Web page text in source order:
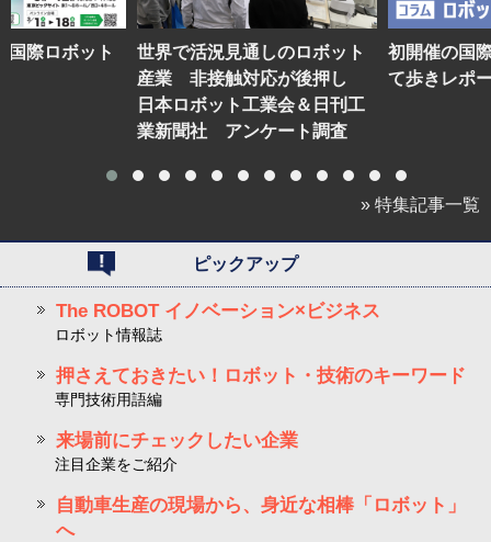
国際ロボット
世界で活況見通しのロボット
産業 非接触対応が後押し
日本ロボット工業会＆日刊工
業新聞社 アンケート調査
初開催の国
て歩きレポ
» 特集記事一覧
ピックアップ
The ROBOT イノベーション×ビジネス
ロボット情報誌
押さえておきたい！ロボット・技術のキーワード
専門技術用語編
来場前にチェックしたい企業
注目企業をご紹介
自動車生産の現場から、身近な相棒「ロボット」
へ